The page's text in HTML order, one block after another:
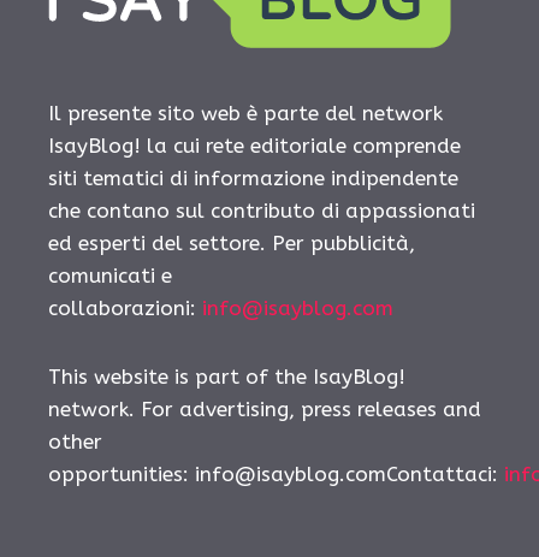
Il presente sito web è parte del network
IsayBlog! la cui rete editoriale comprende
siti tematici di informazione indipendente
che contano sul contributo di appassionati
ed esperti del settore. Per pubblicità,
comunicati e
collaborazioni: info@isayblog.com
This website is part of the IsayBlog!
network. For advertising, press releases and
other
opportunities: info@isayblog.comContattaci: